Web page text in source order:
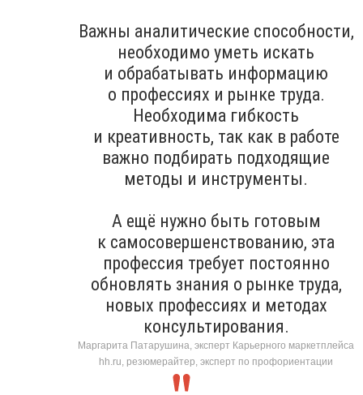
Важны аналитические способности,
необходимо уметь искать
и обрабатывать информацию
о профессиях и рынке труда.
Необходима гибкость
и креативность, так как в работе
важно подбирать подходящие
методы и инструменты.
А ещё нужно быть готовым
к самосовершенствованию, эта
профессия требует постоянно
обновлять знания о рынке труда,
новых профессиях и методах
консультирования.
Маргарита Патарушина, эксперт Карьерного маркетплейса
hh.ru, резюмерайтер, эксперт по профориентации